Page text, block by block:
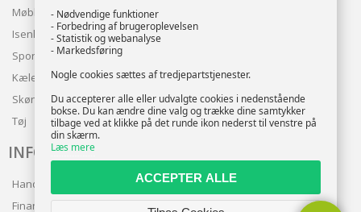
Møbler
Isenkram
Sport
Kæledyr
Skønhed
Tøj
INFO
Handelsbetingelser
Finansering
- Nødvendige funktioner
- Forbedring af brugeroplevelsen
- Statistik og webanalyse
- Markedsføring
Nogle cookies sættes af tredjepartstjenester.
Du accepterer alle eller udvalgte cookies i nedenstående
bokse. Du kan ændre dine valg og trække dine samtykker
tilbage ved at klikke på det runde ikon nederst til venstre på
din skærm.
Læs mere
ACCEPTER ALLE